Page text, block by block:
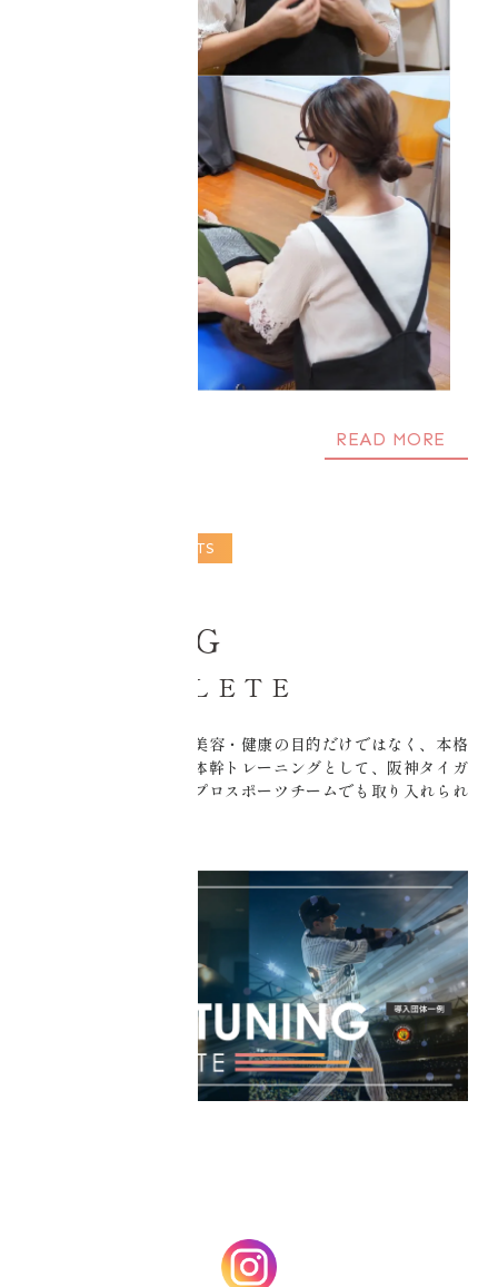
READ MORE
SPECIAL CONTENTS
TUNING
for ATHLETE
コアチューニングは、美容・健康の目的だけではなく、本格
的なアスリートの為の体幹トレーニングとして、阪神タイガ
ースをはじめ、多くのプロスポーツチームでも取り入れられ